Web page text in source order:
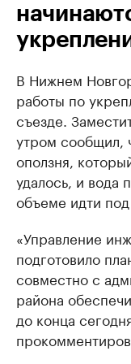
В Нижнем
работы по
съезде.
утром сообщил,
оползня,
удалось, и вода
объеме идти под
«Управление
подготовило
совместно с
района
до конца